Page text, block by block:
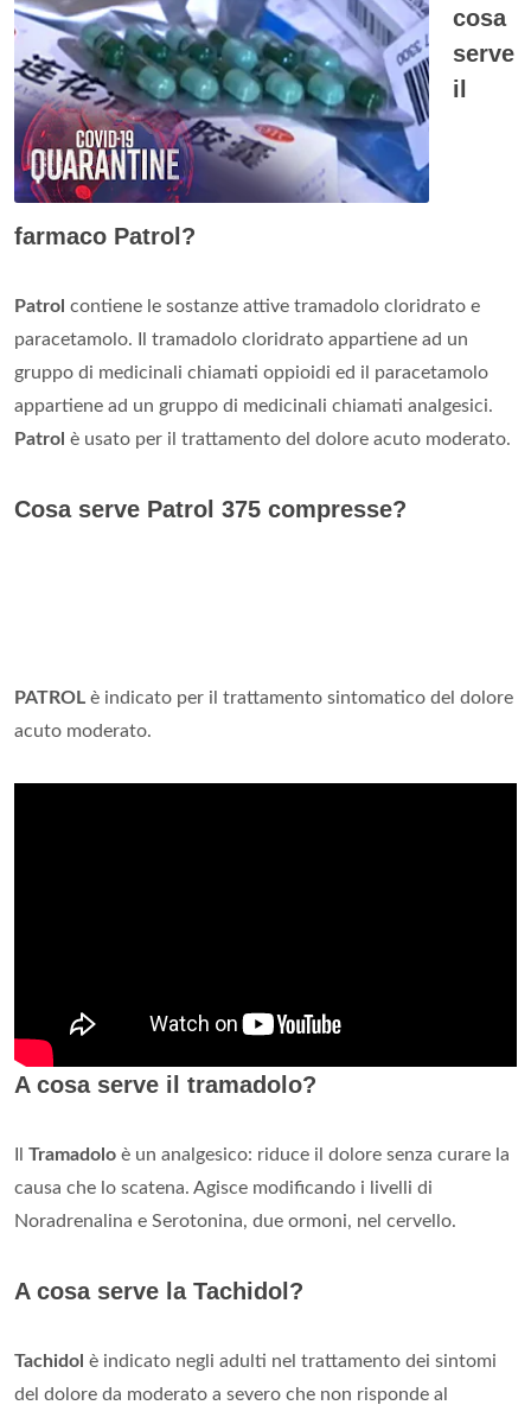
cosa
serve
il
farmaco Patrol?
Patrol contiene le sostanze attive tramadolo cloridrato e
paracetamolo. Il tramadolo cloridrato appartiene ad un
gruppo di medicinali chiamati oppioidi ed il paracetamolo
appartiene ad un gruppo di medicinali chiamati analgesici.
Patrol è usato per il trattamento del dolore acuto moderato.
Cosa serve Patrol 375 compresse?
PATROL è indicato per il trattamento sintomatico del dolore
acuto moderato.
A cosa serve il tramadolo?
Tramadolo è un analgesico: riduce il dolore senza curare la
causa che lo scatena. Agisce modificando i livelli di
Noradrenalina e Serotonina, due ormoni, nel cervello.
A cosa serve la Tachidol?
Tachidol è indicato negli adulti nel trattamento dei sintomi
del dolore da moderato a severo che non risponde al